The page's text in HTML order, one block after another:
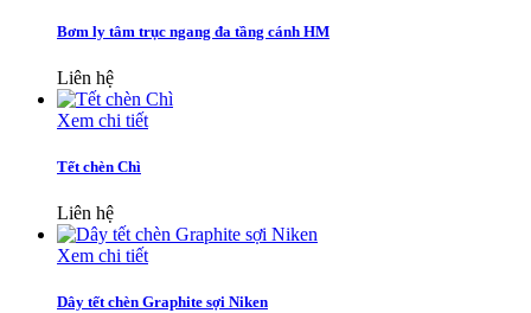
Bơm ly tâm trục ngang đa tầng cánh HM
Liên hệ
Xem chi tiết
Tết chèn Chì
Liên hệ
Xem chi tiết
Dây tết chèn Graphite sợi Niken